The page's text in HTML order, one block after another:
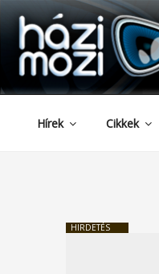
Tartalomhoz
HAZIMOZI
Hírek Cikkek
HIRDETÉS